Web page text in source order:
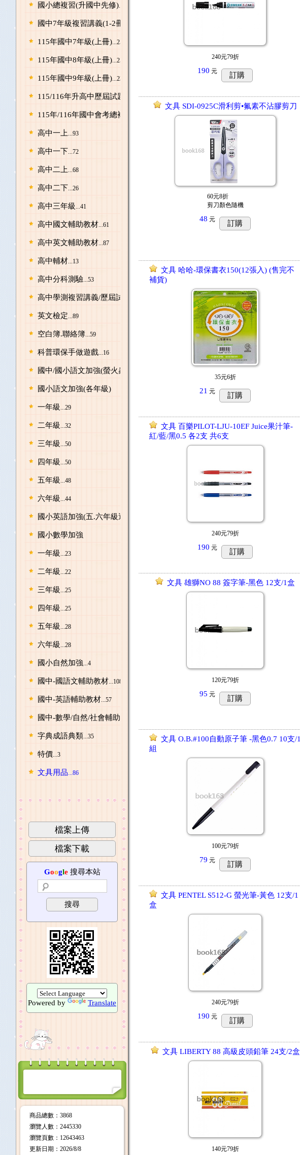
國小總複習(升國中先修)
國中7年級複習講義(1-2冊)/升8年級先修
115年國中7年級(上冊) ...250
115年國中8年級(上冊) ...253
115年國中9年級(上冊) ...235
115/116年升高中歷屆試題
115年/116年國中會考總複習
高中一上 ...93
高中一下 ...72
高中二上 ...68
高中二下 ...26
高中三年級 ...41
高中國文輔助教材 ...61
高中英文輔助教材 ...87
高中輔材 ...13
高中分科測驗 ...53
高中學測複習講義/歷屆試題
英文檢定 ...89
空白簿.聯絡簿 ...59
科普環保手做遊戲 ...16
國中/國小語文加強(螢火蟲出版)
國小語文加強(各年級)
一年級 ...29
二年級 ...32
三年級 ...50
四年級 ...50
五年級 ...48
六年級 ...44
國小英語加強(五.六年級適用)
國小數學加強
一年級 ...23
二年級 ...22
三年級 ...25
四年級 ...25
五年級 ...28
六年級 ...28
國小自然加強 ...4
國中-國語文輔助教材 ...108
國中-英語輔助教材 ...57
國中-數學/自然/社會輔助教材
字典成語典類 ...35
特價 ...3
文具用品 ...86
檔案上傳
檔案下載
Google搜尋本站
搜尋
Powered by Translate
商品總數 ：3868
瀏覽人數 ： 2445330
瀏覽頁數 ： 12643463
更新日期 ：2026/8/8
240元79折
190 元 訂購
文具 SDI-0925C滑利剪•氟素不沾膠剪刀
60元8折
剪刀顏色隨機
48 元 訂購
文具 哈哈-環保書衣150(12張入) (售完不
補貨)
35元6折
21 元 訂購
文具 百樂PILOT-LJU-10EF Juice果汁筆-
紅/藍/黑0.5 各2支 共6支
240元79折
190 元 訂購
文具 雄獅NO 88 簽字筆-黑色 12支/1盒
120元79折
95 元 訂購
文具 O.B.#100自動原子筆 -黑色0.7 10支/1
組
100元79折
79 元 訂購
文具 PENTEL S512-G 螢光筆-黃色 12支/1
盒
240元79折
190 元 訂購
文具 LIBERTY 88 高級皮頭鉛筆 24支/2盒
140元79折